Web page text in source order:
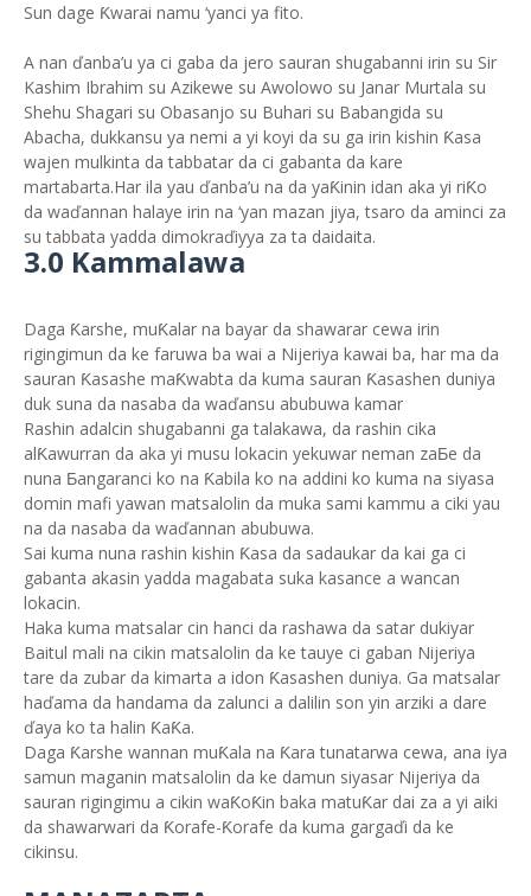
Sun dage Ƙwarai namu ‘yanci ya fito.
A nan ďanba’u ya ci gaba da jero sauran shugabanni irin su Sir
Kashim Ibrahim su Azikewe su Awolowo su Janar Murtala su
Shehu Shagari su Obasanjo su Buhari su Babangida su
Abacha, dukkansu ya nemi a yi koyi da su ga irin kishin Ƙasa
wajen mulkinta da tabbatar da ci gabanta da kare
martabarta.Har ila yau ďanba’u na da yaƘinin idan aka yi riƘo
da waďannan halaye irin na ‘yan mazan jiya, tsaro da aminci za
su tabbata yadda dimokraďiyya za ta daidaita.
3.0 Kammalawa
Daga Ƙarshe, muƘalar na bayar da shawarar cewa irin
rigingimun da ke faruwa ba wai a Nijeriya kawai ba, har ma da
sauran Ƙasashe maƘwabta da kuma sauran Ƙasashen duniya
duk suna da nasaba da waďansu abubuwa kamar
Rashin adalcin shugabanni ga talakawa, da rashin cika
alƘawurran da aka yi musu lokacin yekuwar neman zaƂe da
nuna Ƃangaranci ko na Ƙabila ko na addini ko kuma na siyasa
domin mafi yawan matsalolin da muka sami kammu a ciki yau
na da nasaba da waďannan abubuwa.
Sai kuma nuna rashin kishin Ƙasa da sadaukar da kai ga ci
gabanta akasin yadda magabata suka kasance a wancan
lokacin.
Haka kuma matsalar cin hanci da rashawa da satar dukiyar
Baitul mali na cikin matsalolin da ke tauye ci gaban Nijeriya
tare da zubar da kimarta a idon Ƙasashen duniya. Ga matsalar
haďama da handama da zalunci a dalilin son yin arziki a dare
ďaya ko ta halin ƘaƘa.
Daga Ƙarshe wannan muƘala na Ƙara tunatarwa cewa, ana iya
samun maganin matsalolin da ke damun siyasar Nijeriya da
sauran rigingimu a cikin waƘoƘin baka matuƘar dai za a yi aiki
da shawarwari da Ƙorafe-Ƙorafe da kuma gargaďi da ke
cikinsu.